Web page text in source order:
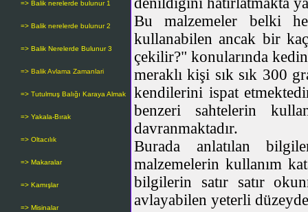
=> Balik nerelerde bulunur 1
=> Balik nerelerde bulunur 2
=> Balik Nerelerde Bulunur 3
=> Balik Avlama Zamanlari
=> Tutulmuş Balığı Karaya Almak
=> Yakala-Bırak
=> Oltacılık
=> Makaralar
=> Kamışlar
=> Misinalar
Bu malzemeler belki
kullanabilen ancak bir
çekilir?" konularında
meraklı kişi sık sık 300
kendilerini ispat
benzeri sahtelerin
davranmaktadır.
Burada anlatılan
malzemelerin kullanım
bilgilerin satır satır
avlayabilen yeterli düzeyde